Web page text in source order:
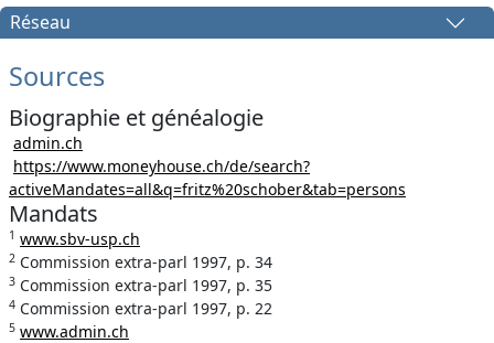
Réseau
Sources
Biographie et généalogie
admin.ch
https://www.moneyhouse.ch/de/search?
activeMandates=all&q=fritz%20schober&tab=persons
Mandats
1 www.sbv-usp.ch
2 Commission extra-parl 1997, p. 34
3 Commission extra-parl 1997, p. 35
4 Commission extra-parl 1997, p. 22
5 www.admin.ch